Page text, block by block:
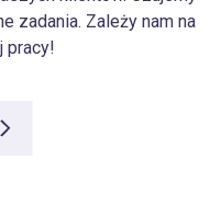
zadania. Zależy nam na
pracy!